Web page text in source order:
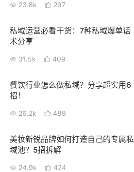
品牌消费观
新零售资讯
培训课程
私域课程
增长俱乐部
增长俱乐部
23.8k 297
私域运营必看干货：7种私域爆单话
术分享
31.5k 409
餐饮行业怎么做私域？分享超实用6
招！
26.2k 489
美妆新锐品牌如何打造自己的专属私
域池？5招拆解
24.9k 424